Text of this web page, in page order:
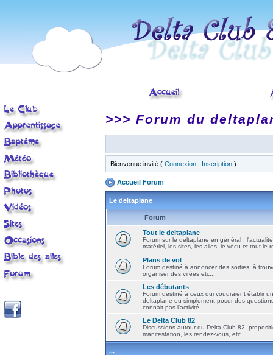
>>> Forum du
Bienvenue invité ( Connexion | Inscription )
Accueil Forum
Le deltaplane
Forum
Tout le deltaplane
Forum sur le deltaplane en général :
matériel, les sites, les ailes, le vécu et tout le
Plans de vol
Forum destiné à annoncer des sorties, à
organiser des virées etc...
Les débutants
Forum destiné à ceux qui voudraient établir
deltaplane ou simplement poser des
connait pas l'activité.
Le Delta Club 82
Discussions autour du Delta Club 82,
manifestation, les rendez-vous, etc...
...